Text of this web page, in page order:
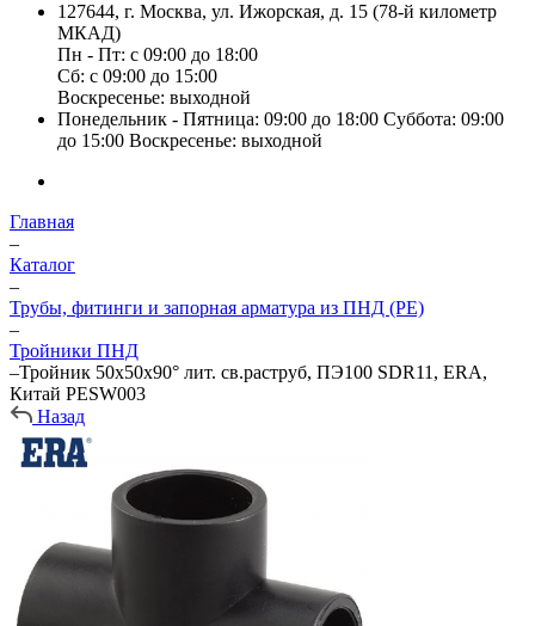
127644, г. Москва, ул. Ижорская, д. 15 (78-й километр
МКАД)
Пн - Пт: с 09:00 до 18:00
Сб: с 09:00 до 15:00
Воскресенье: выходной
Понедельник - Пятница: 09:00 до 18:00 Суббота: 09:00
до 15:00 Воскресенье: выходной
Главная
–
Каталог
–
Трубы, фитинги и запорная арматура из ПНД (PE)
–
Тройники ПНД
–Тройник 50x50x90° лит. св.раструб, ПЭ100 SDR11, ERA,
Китай PESW003
Назад